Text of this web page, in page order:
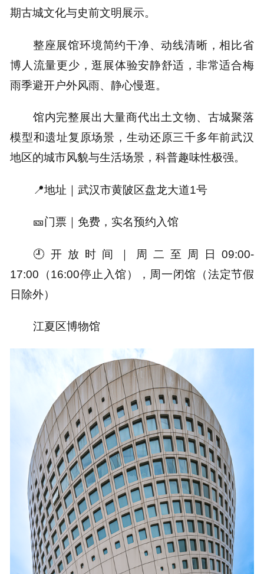
期古城文化与史前文明展示。
整座展馆环境简约干净、动线清晰，相比省
博人流量更少，逛展体验安静舒适，非常适合梅
雨季避开户外风雨、静心慢逛。
馆内完整展出大量商代出土文物、古城聚落
模型和遗址复原场景，生动还原三千多年前武汉
地区的城市风貌与生活场景，科普趣味性极强。
📍地址｜ 武汉市黄陂区盘龙大道1号
🎫门票｜ 免费，实名预约入馆
🕘开放时间 ｜ 周二至周日09:00-
17:00（16:00停止入馆），周一闭馆（法定节假
日除外）
江夏区博物馆